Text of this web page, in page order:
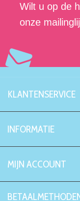
Wilt u op de
onze
KLANTENSERVICE
INFORMATIE
MIJN ACCOUNT